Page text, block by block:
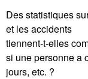
Des statistiques
et les accidents
tiennent-t-elles
si une personne a
jours, etc. ?